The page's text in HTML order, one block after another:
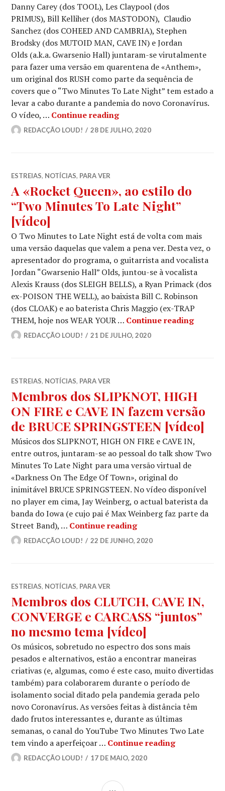
Danny Carey (dos TOOL), Les Claypool (dos
PRIMUS), Bill Kelliher (dos MASTODON), Claudio
Sanchez (dos COHEED AND CAMBRIA), Stephen
Brodsky (dos MUTOID MAN, CAVE IN) e Jordan
Olds (a.k.a. Gwarsenio Hall) juntaram-se virutalmente
para fazer uma versão em quarentena de «Anthem»,
um original dos RUSH como parte da sequência de
covers que o “Two Minutes To Late Night” tem estado a
levar a cabo durante a pandemia do novo Coronavírus.
O vídeo, … Continue readingMúsicos dos TOOL,
REDACÇÃO LOUD! 28 DE JULHO, 2020
ESTREIAS, NOTÍCIAS, PARA VER
A «Rocket Queen», ao estilo do
“Two Minutes To Late Night”
[vídeo]
O Two Minutes to Late Night está de volta com mais
uma versão daquelas que valem a pena ver. Desta vez, o
apresentador do programa, o guitarrista and vocalista
Jordan “Gwarsenio Hall” Olds, juntou-se à vocalista
Alexis Krauss (dos SLEIGH BELLS), a Ryan Primack (dos
ex-POISON THE WELL), ao baixista Bill C. Robinson
(dos CLOAK) e ao baterista Chris Maggio (ex-TRAP
THEM, hoje nos WEAR YOUR … Continue readingA
REDACÇÃO LOUD! 21 DE JULHO, 2020
ESTREIAS, NOTÍCIAS, PARA VER
Membros dos SLIPKNOT, HIGH
ON FIRE e CAVE IN fazem versão
de BRUCE SPRINGSTEEN [vídeo]
Músicos dos SLIPKNOT, HIGH ON FIRE e CAVE IN,
entre outros, juntaram-se ao pessoal do talk show Two
Minutes To Late Night para uma versão virtual de
«Darkness On The Edge Of Town», original do
inimitável BRUCE SPRINGSTEEN. No vídeo disponível
no player em cima, Jay Weinberg, o actual baterista da
banda do Iowa (e cujo pai é Max Weinberg faz parte da
Street Band), … Continue readingMembros dos
REDACÇÃO LOUD! 22 DE JUNHO, 2020
ESTREIAS, NOTÍCIAS, PARA VER
Membros dos CLUTCH, CAVE IN,
CONVERGE e CARCASS “juntos”
no mesmo tema [vídeo]
Os músicos, sobretudo no espectro dos sons mais
pesados e alternativos, estão a encontrar maneiras
criativas (e, algumas, como é este caso, muito divertidas
também) para colaborarem durante o período de
isolamento social ditado pela pandemia gerada pelo
novo Coronavírus. As versões feitas à distância têm
dado frutos interessantes e, durante as últimas
semanas, o canal do YouTube Two Minutes Two Late
tem vindo a aperfeiçoar … Continue readingMembros
REDACÇÃO LOUD! 17 DE MAIO, 2020
SIDEBAR